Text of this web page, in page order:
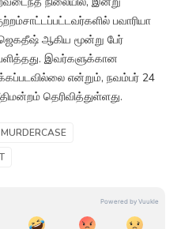
பவாரியா
ஆகிய மூன்று பேர்
இவர்களுக்கான
என்றும், நவம்பர் 24
தெரிவித்துள்ளது.